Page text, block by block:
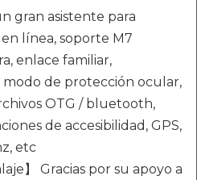
gran asistente para
línea, soporte M7
enlace familiar,
modo de protección ocular,
OTG / bluetooth,
de accesibilidad, GPS,
etc
】 Gracias por su apoyo a